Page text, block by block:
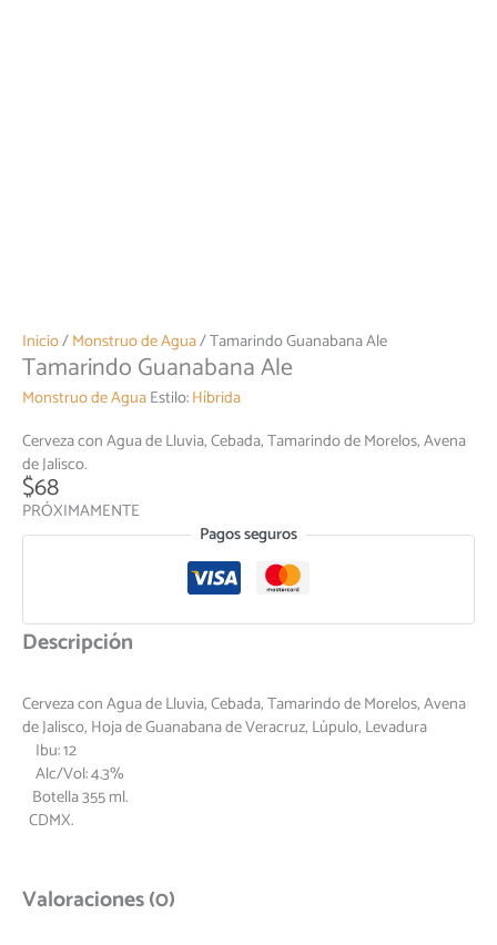
Inicio/Monstruo de Agua/ Tamarindo Guanabana Ale
Tamarindo Guanabana Ale
Monstruo de AguaEstilo:Híbrida
Cerveza con Agua de Lluvia, Cebada, Tamarindo de Morelos, Avena
de Jalisco.
$68
PRÓXIMAMENTE
Pagos seguros
Descripción
Cerveza con Agua de Lluvia, Cebada, Tamarindo de Morelos, Avena
de Jalisco, Hoja de Guanabana de Veracruz, Lúpulo, Levadura
Ibu: 12
Alc/Vol: 4.3%
Botella 355 ml.
CDMX.
Valoraciones (0)